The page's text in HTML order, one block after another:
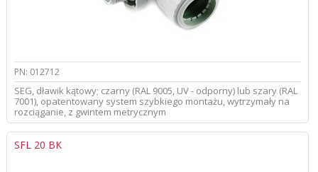
PN: 012712
SEG, dławik kątowy; czarny (RAL 9005, UV - odporny) lub szary (RAL
7001), opatentowany system szybkiego montażu, wytrzymały na
rozciąganie, z gwintem metrycznym
SFL 20 BK